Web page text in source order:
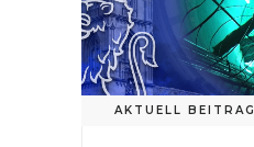
AKTUELL BEITRAG